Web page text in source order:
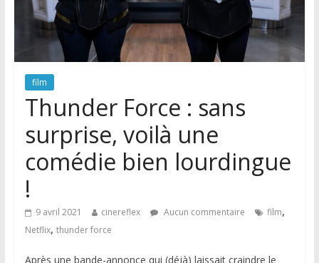
film
Thunder Force : sans
surprise, voilà une
comédie bien lourdingue
!
9 avril 2021 cinereflex Aucun commentaire film,
Netflix, thunder force
Après une bande-annonce qui (déjà) laissait craindre le